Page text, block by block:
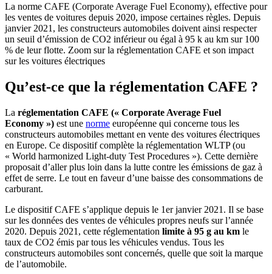
La norme CAFE (Corporate Average Fuel Economy), effective pour
les ventes de voitures depuis 2020, impose certaines règles. Depuis
janvier 2021, les constructeurs automobiles doivent ainsi respecter
un seuil d’émission de CO2 inférieur ou égal à 95 k au km sur 100
% de leur flotte. Zoom sur la réglementation CAFE et son impact
sur les voitures électriques
Qu’est-ce que la réglementation CAFE ?
La réglementation CAFE (« Corporate Average Fuel
Economy ») est une norme européenne qui concerne tous les
constructeurs automobiles mettant en vente des voitures électriques
en Europe. Ce dispositif complète la réglementation WLTP (ou
« World harmonized Light-duty Test Procedures »). Cette dernière
proposait d’aller plus loin dans la lutte contre les émissions de gaz à
effet de serre. Le tout en faveur d’une baisse des consommations de
carburant.
Le dispositif CAFE s’applique depuis le 1er janvier 2021. Il se base
sur les données des ventes de véhicules propres neufs sur l’année
2020. Depuis 2021, cette réglementation limite à 95 g au km le
taux de CO2 émis par tous les véhicules vendus. Tous les
constructeurs automobiles sont concernés, quelle que soit la marque
de l’automobile.